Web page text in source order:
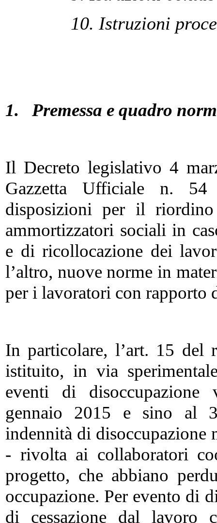
10. Istruzioni
1. Premessa e quadro
Il Decreto legislativo 4
Gazzetta Ufficiale n.
disposizioni per il
ammortizzatori sociali in
e di ricollocazione dei
l’altro, nuove norme in
per i lavoratori con rapporto
In particolare, l’art. 15 del
istituito, in via
eventi di
gennaio 2015 e sino al
indennità di
- rivolta ai collaboratori
progetto, che abbiano
occupazione. Per evento di
di cessazione dal lavoro